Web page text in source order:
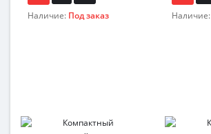
Наличие: Под заказ Наличие: